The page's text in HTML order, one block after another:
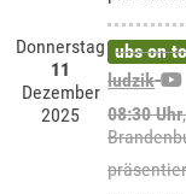
Donnerstag
11
Dezember
2025
ubs on
ludzik
08:30 Uhr